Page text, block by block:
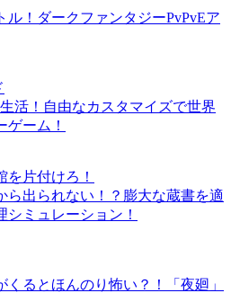
！ダークファンタジーPvPvEア
活！自由なカスタマイズで世界
ゲーム！
片付けろ！
ら出られない！？膨大な蔵書を適
ミュレーション！
るとほんのり怖い？！「夜廻」